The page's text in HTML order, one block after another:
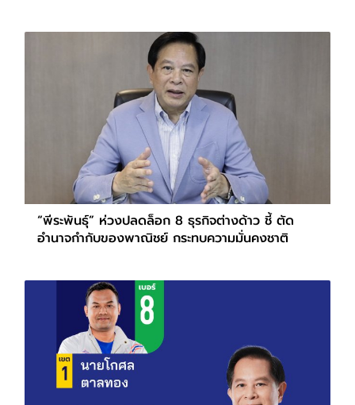
“พีระพันธุ์” ห่วงปลดล็อก 8 ธุรกิจต่างด้าว ชี้ ตัด
อำนาจกำกับของพาณิชย์ กระทบความมั่นคงชาติ